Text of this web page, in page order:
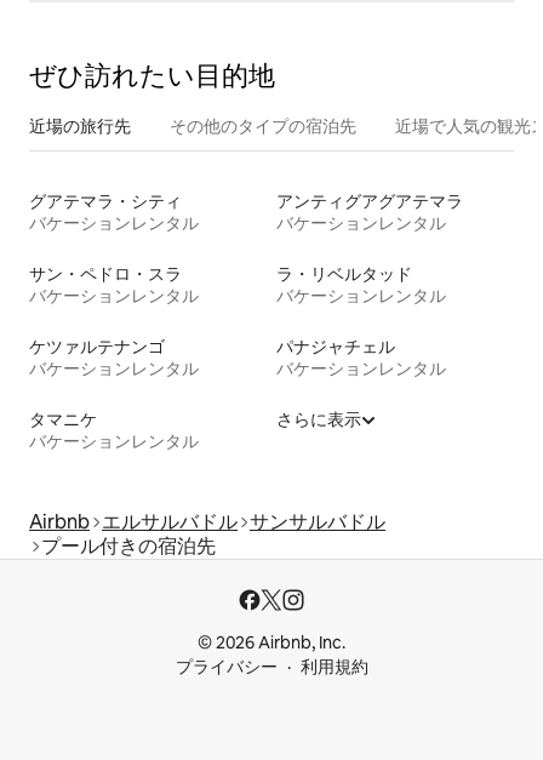
ぜひ訪⁠れ⁠た⁠い目⁠的⁠地
近場の旅行先 その他のタ⁠イ⁠プ⁠の宿⁠泊⁠先 近場で人気の観光
グアテマラ・シティ
バケーションレンタル
アンティグアグアテマラ
バケーションレンタル
サン・ペドロ・スラ
バケーションレンタル
ラ・リベルタッド
バケーションレンタル
ケツァルテナンゴ
バケーションレンタル
パナジャチェル
バケーションレンタル
タマニケ
バケーションレンタル
さらに表示
Airbnb エルサルバドル サンサルバドル
プール付きの宿泊先
© 2026 Airbnb, Inc.
プライバシー
利用規約